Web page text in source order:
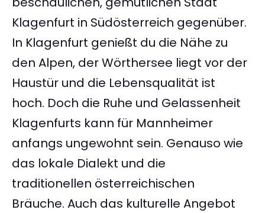
Klagenfurt in Südösterreich gegenüber.
In Klagenfurt genießt du die Nähe zu
den Alpen, der Wörthersee liegt vor der
Haustür und die Lebensqualität ist
hoch. Doch die Ruhe und Gelassenheit
Klagenfurts kann für Mannheimer
anfangs ungewohnt sein. Genauso wie
das lokale Dialekt und die
traditionellen österreichischen
Bräuche. Auch das kulturelle Angebot